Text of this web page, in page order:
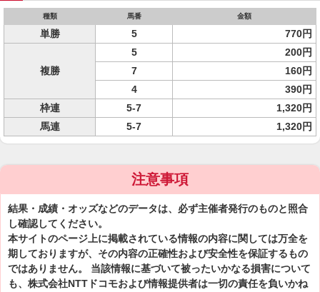
種類 馬番 金額
単勝 5 770円
複勝
5
200円
7
160円
4
390円
枠連
5-7
1,320円
馬連
5-7 1,320円
注意事項
結果・成績・オッズなどのデータは、必ず主催者発行のものと照合
し確認してください。
本サイトのページ上に掲載されている情報の内容に関しては万全を
期しておりますが、その内容の正確性および安全性を保証するもの
ではありません。 当該情報に基づいて被ったいかなる損害について
も、株式会社NTTドコモおよび情報提供者は一切の責任を負いかね